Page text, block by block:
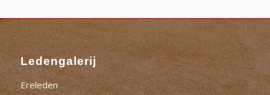
Ledengalerij
Ereleden